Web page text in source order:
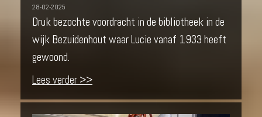
28-02-2025
Druk bezochte voordracht in de bibliotheek in de
wijk Bezuidenhout waar Lucie vanaf 1933 heeft
gewoond.
Lees verder >>